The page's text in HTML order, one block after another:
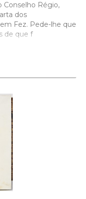
Conselho Régio,
dos
Fez. Pede-lhe que
de que f